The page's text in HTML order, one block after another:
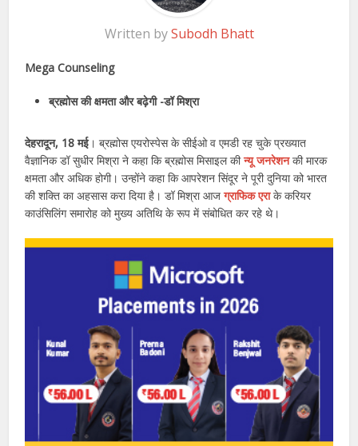
Written bySubodh Bhatt
Mega Counseling
ब्रह्मोस की क्षमता और बढ़ेगी -डॉ मिश्रा
देहरादून, 18 मई। ब्रह्मोस एयरोस्पेस के सीईओ व एमडी रह चुके प्रख्यात
वैज्ञानिक डॉ सुधीर मिश्रा ने कहा कि ब्रह्मोस मिसाइल कीन्यू जनरेशनकी मारक
क्षमता और अधिक होगी। उन्होंने कहा कि आपरेशन सिंदूर ने पूरी दुनिया को भारत
की शक्ति का अहसास करा दिया है। डॉ मिश्रा आजग्राफिक एराके करियर
काउंसिलिंग समारोह को मुख्य अतिथि के रूप में संबोधित कर रहे थे।